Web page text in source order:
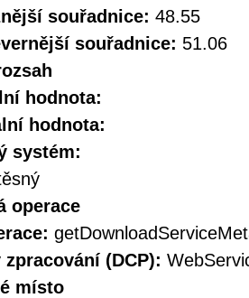
souřadnice: 48.55
souřadnice: 51.06
hodnota:
hodnota:
systém:
operace
(DCP):
místo